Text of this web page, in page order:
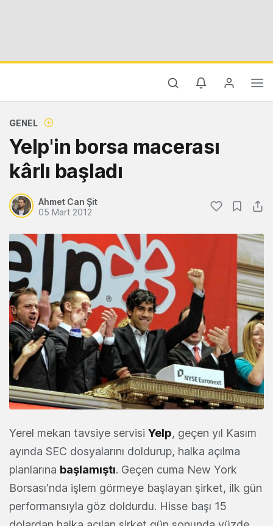
GENEL
Yelp'in borsa macerası
kârlı başladı
Ahmet Can Şit
05 Mart 2012
Yerel mekan tavsiye servisi Yelp, geçen yıl Kasım
ayında SEC dosyalarını doldurup, halka açılma
planlarına başlamıştı. Geçen cuma New York
Borsası'nda işlem görmeye başlayan şirket, ilk gün
performansıyla göz doldurdu. Hisse başı 15